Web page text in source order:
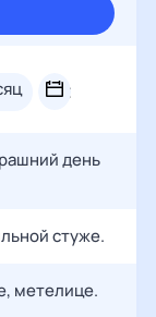
день
стуже.
метелице.